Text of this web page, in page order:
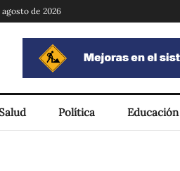
agosto de 2026
Salud Política Educación